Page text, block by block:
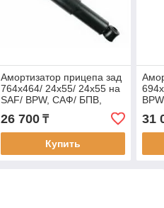
Амортизатор прицепа зад
764x464/ 24x55/ 24x55 на
SAF/ BPW, САФ/ БПВ,
MONROE F5002
26 700₸
Купить
31